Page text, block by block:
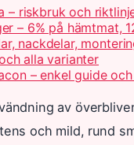
– riskbruk och
– 6% på hämtmat,
nackdelar,
alla varianter
– enkel guide
av
och mild, rund